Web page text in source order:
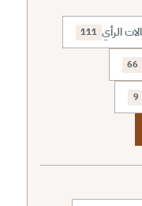
الرأي 111
66
9